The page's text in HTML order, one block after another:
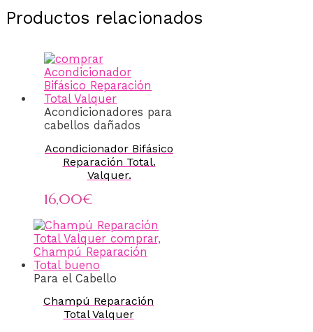
Productos relacionados
Acondicionadores para
cabellos dañados
Acondicionador Bifásico
Reparación Total.
Valquer.
16,00€
Para el Cabello
Champú Reparación
Total Valquer